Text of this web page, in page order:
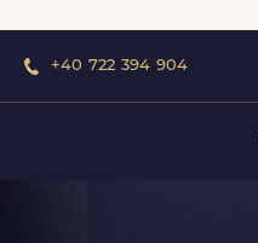
+40 722 394 904